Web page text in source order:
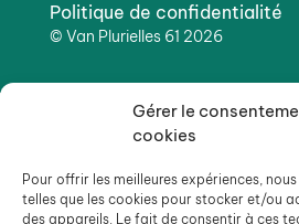
Gérer le
cookies
Pour offrir les meilleures expériences,
telles que les cookies pour stocker et/ou
des appareils. Le fait de consentir à ces
Politique de confidentialité
© Van Plurielles 61 2026